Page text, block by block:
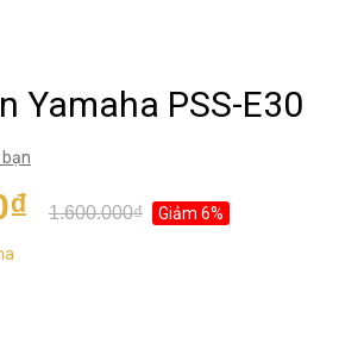
Yamaha PSS-E30
1.600.000₫ Giảm 6%